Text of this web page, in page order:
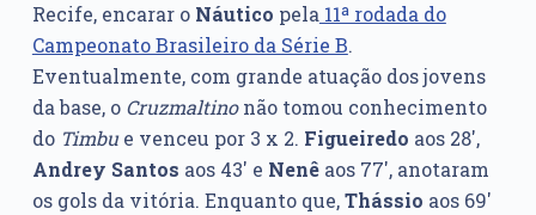
Recife, encarar o Náutico pela11ª rodada do
Campeonato Brasileiro da Série B.
Eventualmente, com grande atuação dos jovens
da base, o Cruzmaltinonão tomou conhecimento
do Timbue venceu por 3 x 2. Figueiredo aos 28′,
Andrey Santos aos 43′ e Nenêaos 77′, anotaram
os gols da vitória. Enquanto que,Thássio aos 69′